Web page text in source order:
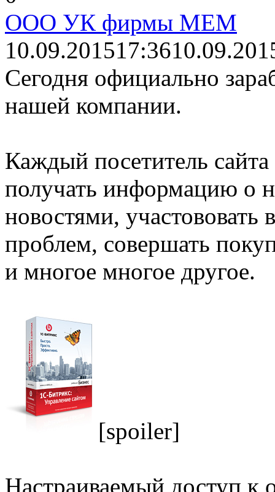
ООО УК фирмы МЕМ
10.09.201517:36
Сегодня официально
нашей компании.
Каждый посетитель
получать информацию о
новостями,
проблем, совершать
и многое многое другое.
[spoiler]
Настраиваемый доступ к